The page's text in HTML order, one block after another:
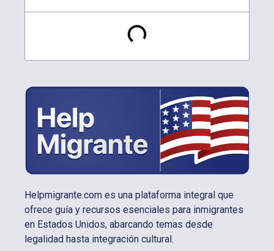
Helpmigrante.com es una plataforma integral que
ofrece guía y recursos esenciales para inmigrantes
en Estados Unidos, abarcando temas desde
legalidad hasta integración cultural.